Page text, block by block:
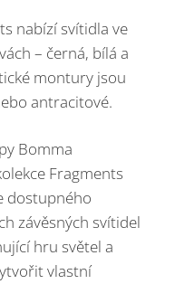
nabízí svítidla ve
– černá, bílá a
montury jsou
antracitové.
Bomma
Fragments
dostupného
závěsných svítidel
hru světel a
vlastní